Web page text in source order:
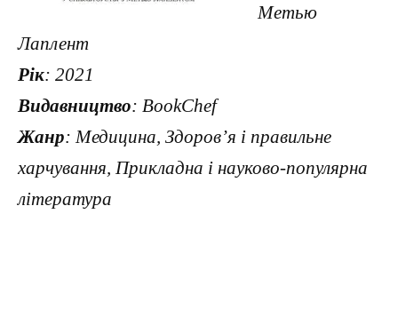
Метью
Лаплент
Рік: 2021
Видавництво: BookChef
Жанр: Медицина, Здоров’я і правильне
харчування, Прикладна і науково-популярна
література